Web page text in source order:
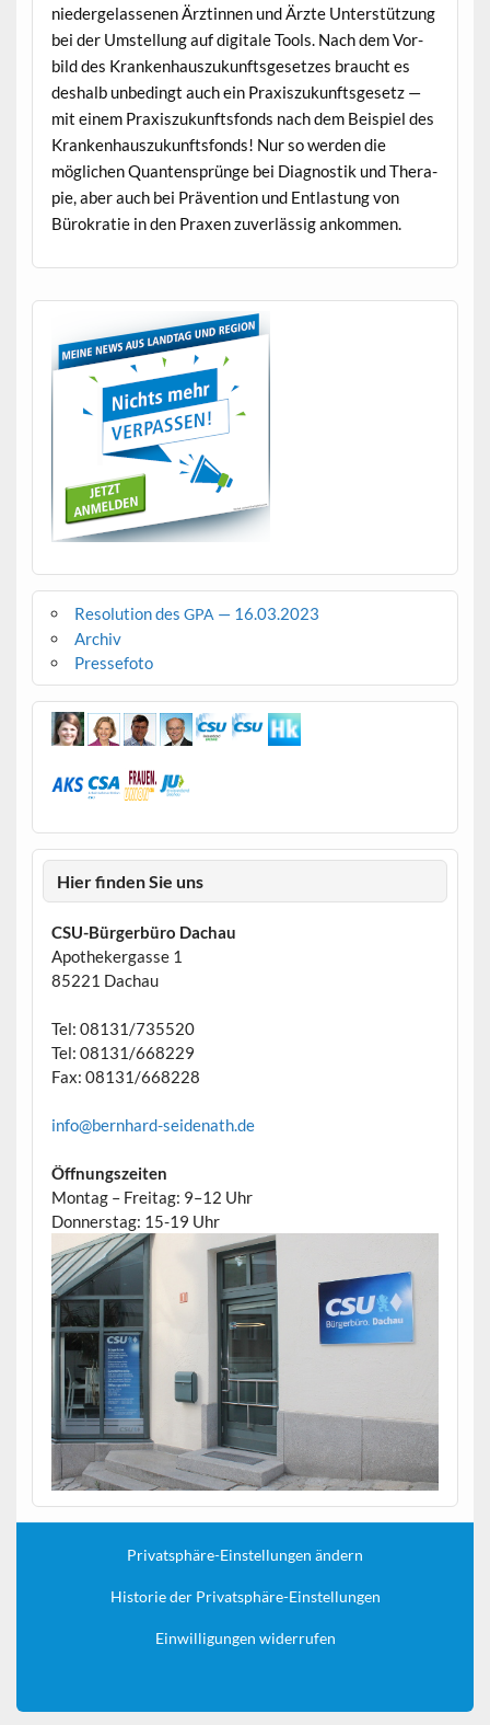
niederge­lasse­nen Ärztin­nen und Ärzte Unter­stützung
bei der Umstel­lung auf dig­i­tale Tools. Nach dem Vor­
bild des Kranken­hauszukun­fts­ge­set­zes braucht es
deshalb unbe­d­ingt auch ein Prax­iszukun­fts­ge­setz —
mit einem Prax­iszukun­fts­fonds nach dem Beispiel des
Kranken­hauszukun­fts­fonds! Nur so wer­den die
möglichen Quan­ten­sprünge bei Diag­nos­tik und Ther­a­
pie, aber auch bei Präven­tion und Ent­las­tung von
Bürokratie in den Prax­en zuver­läs­sig ankommen.
Resolution des GPA — 16.03.2023
Archiv
Pressefoto
Hier finden Sie uns
CSU-Bürgerbüro Dachau
Apothekergasse 1
85221 Dachau
Tel: 08131/735520
Tel: 08131/668229
Fax: 08131/668228
info@bernhard-seidenath.de
Öffnungszeiten
Montag – Freitag: 9–12 Uhr
Donnerstag: 15-19 Uhr
Privatsphäre-Einstellungen ändern
Historie der Privatsphäre-Einstellungen
Einwilligungen widerrufen